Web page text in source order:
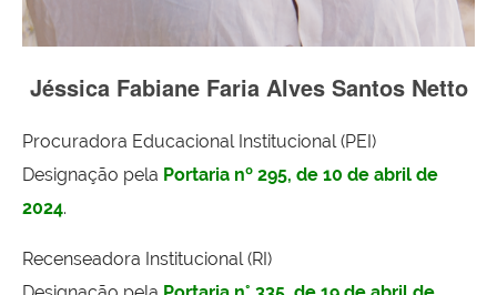
Jéssica Fabiane Faria Alves Santos Netto
Procuradora Educacional Institucional (PEI)
Designação pela Portaria nº 295, de 10 de abril de
2024.
Recenseadora Institucional (RI)